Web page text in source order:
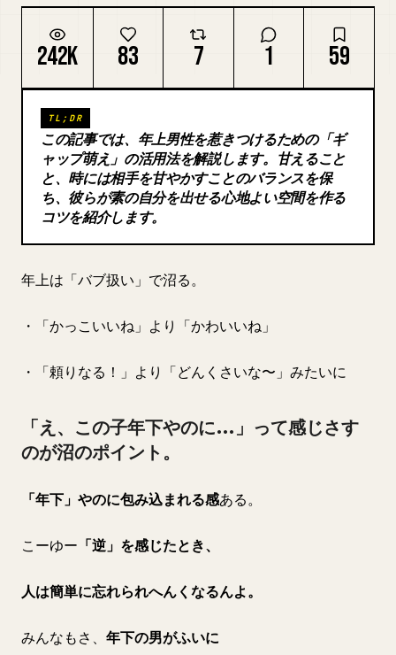
料金
ダウンロード
ブログ
更新情報
242K 83 7 1 59
TL;DR
この記事では、年上男性を惹きつけるための「ギ
ャップ萌え」の活用法を解説します。甘えること
と、時には相手を甘やかすことのバランスを保
ち、彼らが素の自分を出せる心地よい空間を作る
コツを紹介します。
年上は「バブ扱い」で沼る。
・「かっこいいね」より「かわいいね」
・「頼りなる！」より「どんくさいな〜」みたいに
「え、この子年下やのに…」って感じさす
のが沼のポイント。
「年下」やのに包み込まれる感ある。
こーゆー 「逆」を感じたとき、
人は簡単に忘れられへんくなるんよ。
みんなもさ、 年下の男がふいに